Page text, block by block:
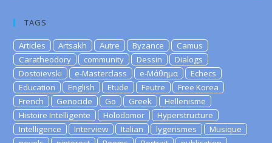
TAGS
Articles Artsakh Autre Byzance
Camus
Caratheodory
community Dessin
Dialogs
Dostoievski
e-Masterclass e-Μάθημα
Echecs
Education
English Etude Feutre
Free Korea
French
Genocide Go Greek
Hellenisme
Histoire Intelligente
Holodomor
Hyperstructure
Intelligence
Interview Italian lygerismes
Musique